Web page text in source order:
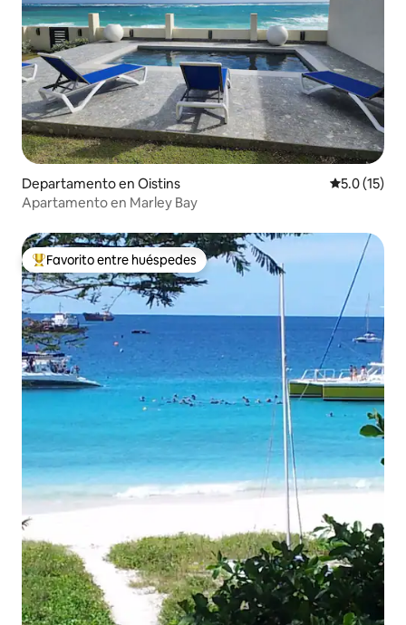
Departamento en Oistins Calificación
5.0 (15)
Apartamento en Marley Bay
De los mejores en Favorito entre huéspedes
Favorito entre huéspedes